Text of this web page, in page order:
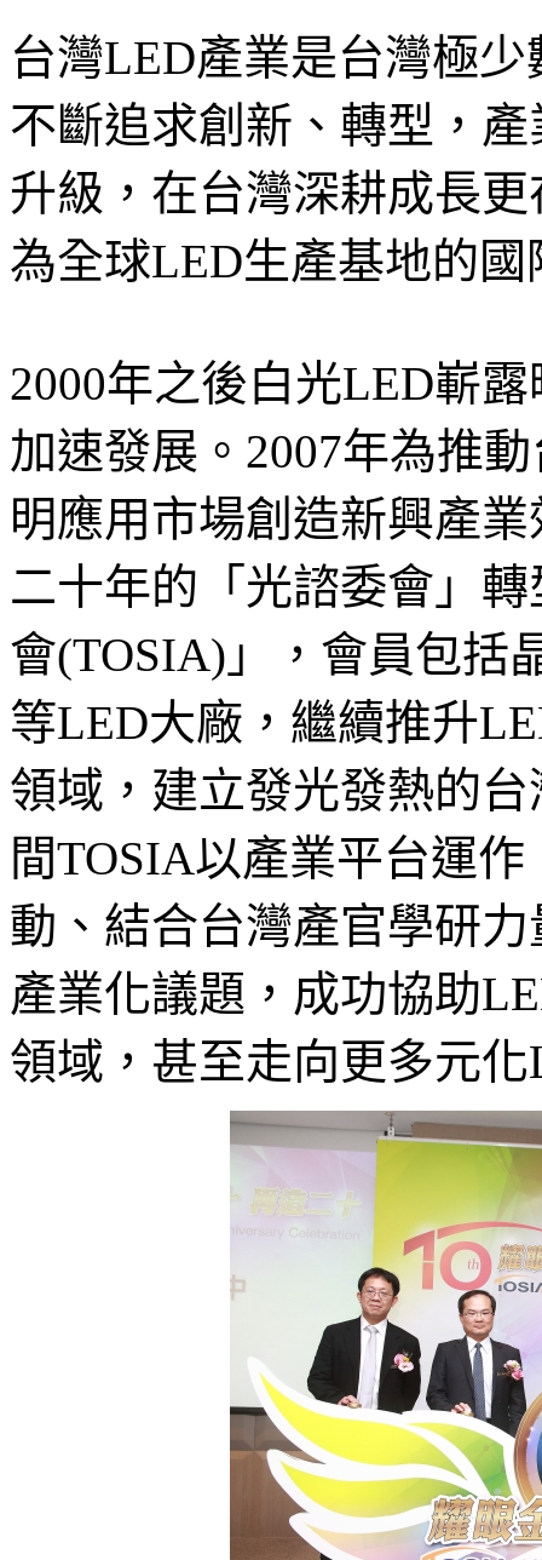
台灣LED產業是台灣極
不斷追求創新、轉型，
升級，在台灣深耕成長
為全球LED生產基地的國
2000年之後白光LED嶄
加速發展。2007年為推
明應用市場創造新興產
二十年的「光諮委會」
會(TOSIA)」，會員包括
等LED大廠，繼續推升
領域，建立發光發熱的
間TOSIA以產業平台運
動、結合台灣產官學研
產業化議題，成功協助
領域，甚至走向更多元